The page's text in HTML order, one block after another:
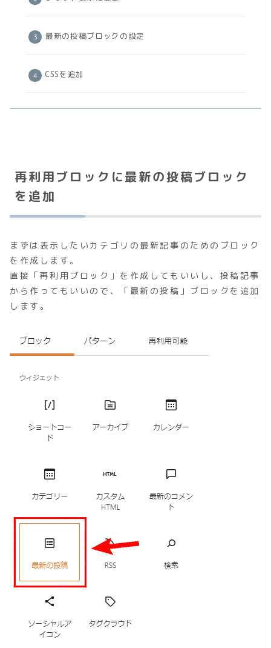
最新の投稿ブロックの設定
CSSを追加
再利用ブロックに最新の投稿ブロック
を追加
まずは表示したいカテゴリの最新記事のためのブロック
を作成します。
直接「再利用ブロック」を作成してもいいし、投稿記事
から作ってもいいので、「最新の投稿」ブロックを追加
します。